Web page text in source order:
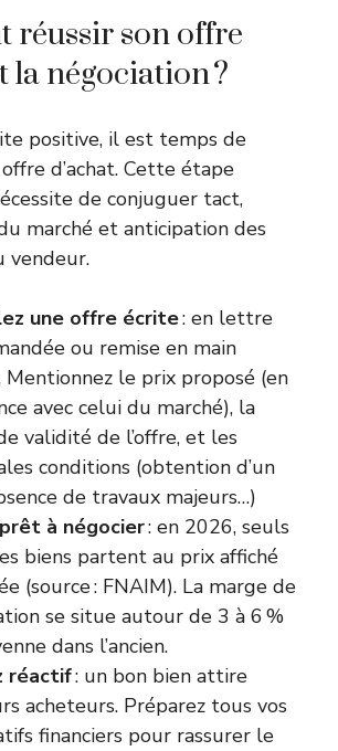
réussir son offre
la négociation ?
positive, il est temps de
d’achat. Cette étape
de conjuguer tact,
marché et anticipation des
vendeur.
une offre écrite: en lettre
ou remise en main
Mentionnez le prix proposé (en
avec celui du marché), la
validité de l’offre, et les
conditions (obtention d’un
de travaux majeurs…)
à négocier: en 2026, seuls
biens partent au prix affiché
(source : FNAIM). La marge de
se situe autour de 3 à 6 %
dans l’ancien.
réactif: un bon bien attire
acheteurs. Préparez tous vos
financiers pour rassurer le